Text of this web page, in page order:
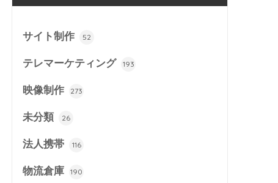
サイト制作 52
テレマーケティング 193
映像制作 273
未分類 26
法人携帯 116
物流倉庫 190